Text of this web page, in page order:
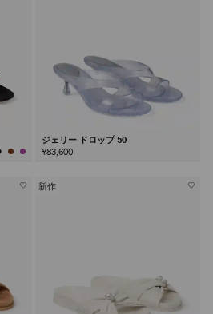
ジェリー ドロップ 50
¥83,600
新作